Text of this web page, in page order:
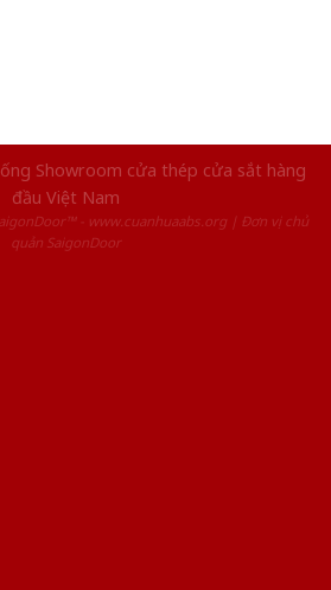
Showroom cửa thép cửa sắt hàng
đầu Việt Nam
- www.cuanhuaabs.org | Đơn vị chủ
quản SaigonDoor